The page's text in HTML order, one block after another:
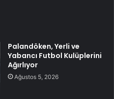
Palandöken, Yerli ve
Yabancı Futbol Kulüplerini
Ağırlıyor
Ağustos 5, 2026